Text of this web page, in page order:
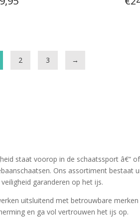
2 3 →
staat voorop in de schaatssport â€“
Ons assortiment bestaat
garanderen op het ijs.
uitsluitend met betrouwbare
en ga vol vertrouwen het ijs op.